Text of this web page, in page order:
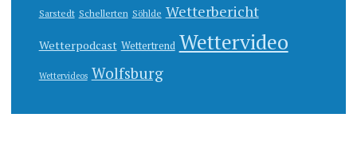
Sarstedt Schellerten Söhlde Wetterbericht
Wetterpodcast Wettertrend Wettervideo
Wettervideos Wolfsburg